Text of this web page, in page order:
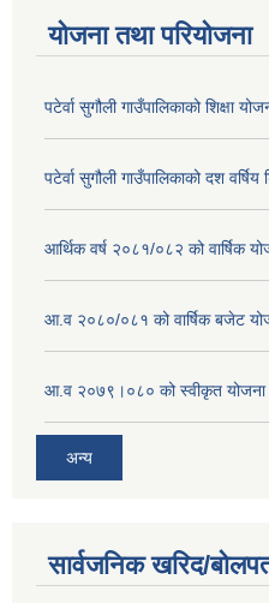
योजना तथा परियोजना
पटेर्वा सुगौली गाउँपालिकाको शिक्षा
पटेर्वा सुगौली गाउँपालिकाको दश वर्षिय
आर्थिक वर्ष २०८१/०८२ को वार्षिक
आ.व २०८०/०८१ को वार्षिक बजेट
आ.व २०७९।०८० को स्वीकृत योजना
अन्य
सार्वजनिक खरिद/